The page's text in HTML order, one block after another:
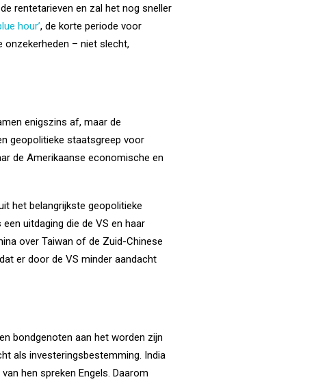
rentetarieven en zal het nog sneller
hour’, de korte periode voor
onzekerheden – niet slecht,
enigszins af, maar de
geopolitieke staatsgreep voor
de Amerikaanse economische en
het belangrijkste geopolitieke
uitdaging die de VS en haar
over Taiwan of de Zuid-Chinese
er door de VS minder aandacht
bondgenoten aan het worden zijn
als investeringsbestemming. India
hen spreken Engels. Daarom